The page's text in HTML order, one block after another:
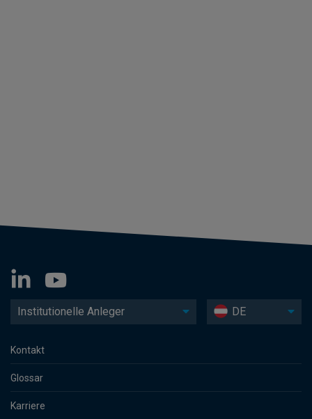
Institutionelle Anleger DE
Kontakt
Glossar
Karriere